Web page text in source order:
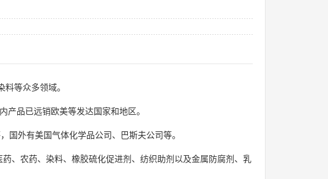
等众多领域。
品已远销欧美等发达国家和地区。
国外有美国气体化学品公司、巴斯夫公司等。
、农药、染料、橡胶硫化促进剂、纺织助剂以及金属防腐剂、乳